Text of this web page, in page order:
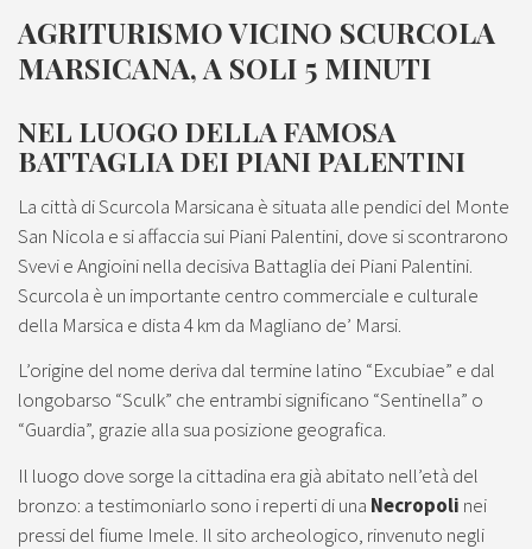
AGRITURISMO VICINO SCURCOLA
MARSICANA, A SOLI 5 MINUTI
NEL LUOGO DELLA FAMOSA
BATTAGLIA DEI PIANI PALENTINI
La città di Scurcola Marsicana è situata alle pendici del Monte
San Nicola e si affaccia sui Piani Palentini, dove si scontrarono
Svevi e Angioini nella decisiva Battaglia dei Piani Palentini.
Scurcola è un importante centro commerciale e culturale
della Marsica e dista 4 km da Magliano de’ Marsi.
L’origine del nome deriva dal termine latino “Excubiae” e dal
longobarso “Sculk” che entrambi significano “Sentinella” o
“Guardia”, grazie alla sua posizione geografica.
Il luogo dove sorge la cittadina era già abitato nell’età del
bronzo: a testimoniarlo sono i reperti di una Necropoli nei
pressi del fiume Imele. Il sito archeologico, rinvenuto negli